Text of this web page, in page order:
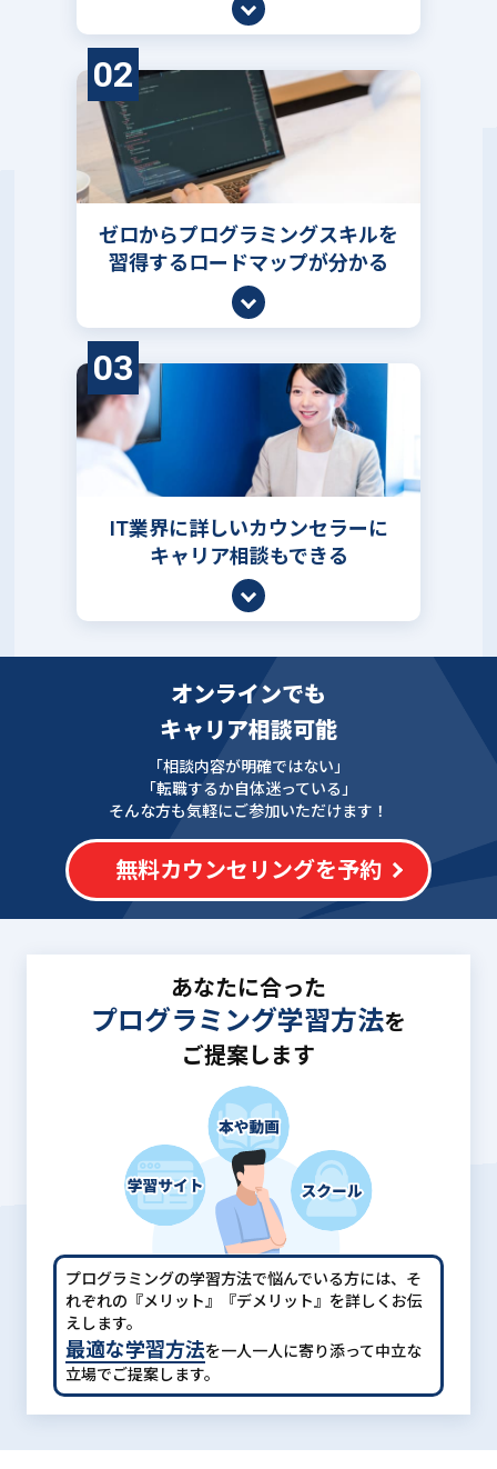
02
ゼロからプログラミングスキルを
習得するロードマップが分かる
03
IT業界に詳しいカウンセラーに
キャリア相談もできる
オンラインでも
キャリア相談可能
「相談内容が明確ではない」
「転職するか自体迷っている」
そんな方も気軽にご参加いただけます！
無料カウンセリングを予約
あなたに合った
プログラミング学習方法を
ご提案します
プログラミングの学習方法で悩んでいる方には、 そ
れぞれの『メリット』『デメリット』を詳しくお伝
えします。
最適な学習方法を一人一人に寄り添って中立な
立場でご提案します。